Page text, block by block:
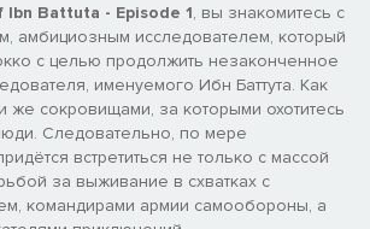
Battuta - Episode 1, вы знакомитесь с
амбициозным исследователем, который
с целью продолжить незаконченное
именуемого Ибн Баттута. Как
же сокровищами, за которыми охотитесь
Следовательно, по мере
встретиться не только с массой
за выживание в схватках с
командирами армии самообороны, а